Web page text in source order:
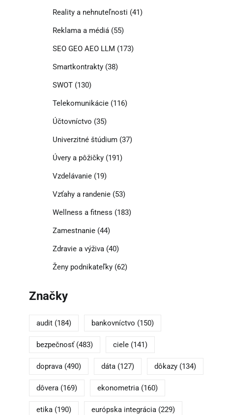
Reality a nehnuteľnosti (41)
Reklama a médiá(55)
SEO GEO AEO LLM (173)
Smartkontrakty(38)
SWOT(130)
Telekomunikácie(116)
Účtovníctvo (35)
Univerzitné štúdium(37)
Úvery a pôžičky(191)
Vzdelávanie(19)
Vzťahy a randenie(53)
Wellness a fitness (183)
Zamestnanie(44)
Zdravie a výživa(40)
Ženy podnikateľky(62)
Značky
audit(184) bankovníctvo (150)
bezpečnosť(483) ciele(141)
doprava(490) dáta(127) dôkazy(134)
dôvera(169) ekonometria(160)
etika(190) európska integrácia(229)